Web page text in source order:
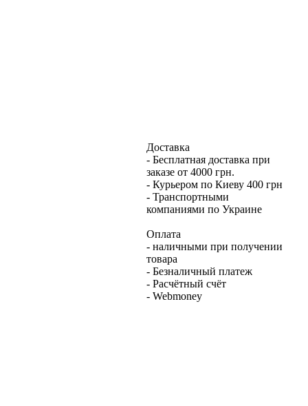
Доставка
- Бесплатная доставка при
заказе от 4000 грн.
- Курьером по Киеву 400 грн
- Транспортными
компаниями по Украине
Оплата
- наличными при получении
товара
- Безналичный платеж
- Расчётный счёт
- Webmoney